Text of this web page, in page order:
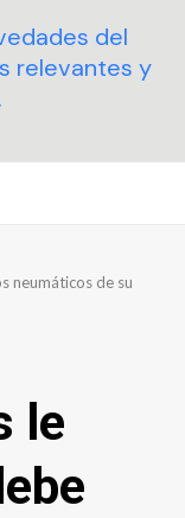
del
relevantes y
neumáticos de su
le